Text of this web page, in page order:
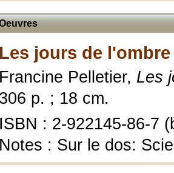
Les jours de l'ombre
Francine Pelletier, Les
306 p. ; 18 cm.
ISBN : 2-922145-86-7
Notes : Sur le dos: